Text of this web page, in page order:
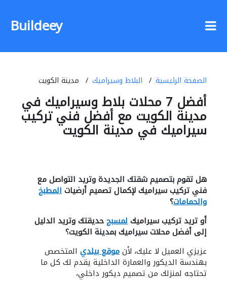
Buildeey
الصفحة الرئيسية البلاط وسيراميك مدينة الكويت
أفضل 7 محلات بلاط وسيراميك في
مدينة الكويت مع أفضل فني تركيب
سيراميك في مدينة الكويت
هل تقوم بتصميم شقتك الجديدة وتريد التواصل مع
فني تركيب سيراميك لإكمال تصميم أرضياتالمطبخ
والحمامات؟
أو تريد تركيب سيراميكلمسبححديقتك وتريد الدليل
إلى أفضل محلات سيراميك بمدينة الكويت؟
عزيزي العميل لا عليك، لأنموقع بيلدي المتخصص
بهندسة الديكور والعمارة الداخلية يقدم لك كل ما
تحتاجه لمنزلك من تصميم ديكور داخلي،